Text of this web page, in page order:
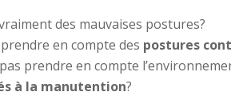
des mauvaises postures?
en compte des postures
prendre en compte
à la manutention?